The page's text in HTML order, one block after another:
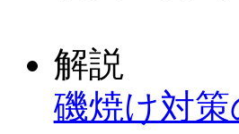
解説
磯焼け対